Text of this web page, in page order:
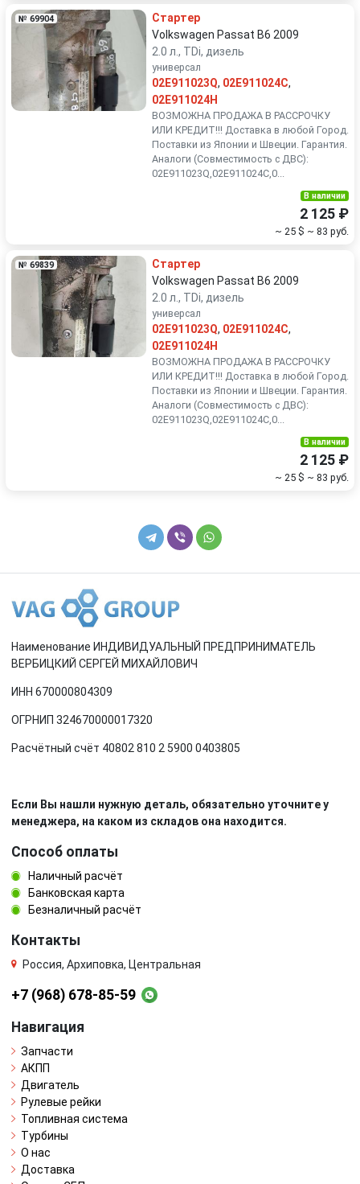
№ 69904
Стартер
Volkswagen Passat B6 2009
2.0 л., TDi, дизель
универсал
02E911023Q, 02E911024C,
02E911024H
ВОЗМОЖНА ПРОДАЖА В РАССРОЧКУ
ИЛИ КРЕДИТ!!! Доставка в любой Город.
Поставки из Японии и Швеции. Гарантия.
Аналоги (Совместимость с ДВС):
02E911023Q,02E911024C,0...
В наличии
2 125 ₽
~ 25 $ ~ 83 руб.
№ 69839
Стартер
Volkswagen Passat B6 2009
2.0 л., TDi, дизель
универсал
02E911023Q, 02E911024C,
02E911024H
ВОЗМОЖНА ПРОДАЖА В РАССРОЧКУ
ИЛИ КРЕДИТ!!! Доставка в любой Город.
Поставки из Японии и Швеции. Гарантия.
Аналоги (Совместимость с ДВС):
02E911023Q,02E911024C,0...
В наличии
2 125 ₽
~ 25 $ ~ 83 руб.
Наименование ИНДИВИДУАЛЬНЫЙ ПРЕДПРИНИМАТЕЛЬ
ВЕРБИЦКИЙ СЕРГЕЙ МИХАЙЛОВИЧ
ИНН 670000804309
ОГРНИП 324670000017320
Расчётный счёт 40802 810 2 5900 0403805
Если Вы нашли нужную деталь, обязательно уточните у
менеджера, на каком из складов она находится.
Способ оплаты
Наличный расчёт
Банковская карта
Безналичный расчёт
Контакты
Россия, Архиповка, Центральная
+7 (968) 678-85-59
Навигация
Запчасти
АКПП
Двигатель
Рулевые рейки
Топливная система
Турбины
О нас
Доставка